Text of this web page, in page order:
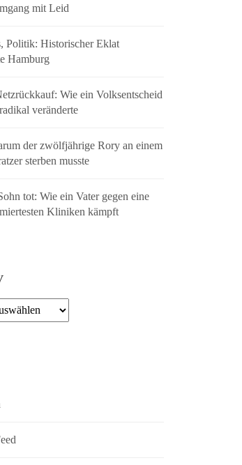
mit Leid
Politik: Historischer Eklat
Hamburg
Wie ein Volksentscheid
veränderte
der zwölfjährige Rory an einem
sterben musste
tot: Wie ein Vater gegen eine
Kliniken kämpft